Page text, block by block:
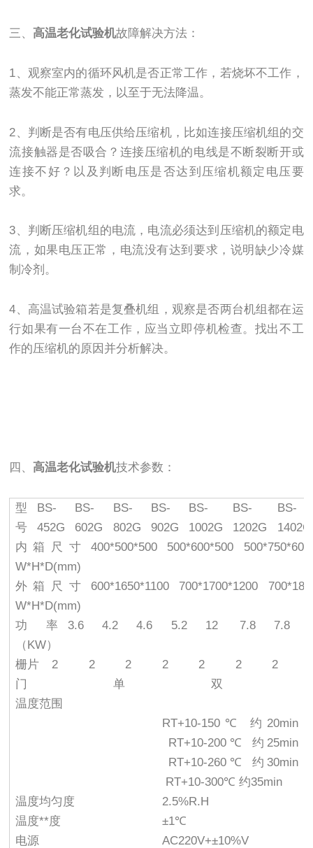
三、 高温老化试验机故障解决方法：
1、观察室内的循环风机是否正常工作，若烧坏不工作，
蒸发不能正常蒸发，以至于无法降温。
2、判断是否有电压供给压缩机，比如连接压缩机组的交
流接触器是否吸合？连接压缩机的电线是不断裂断开或
连接不好？以及判断电压是否达到压缩机额定电压要
求。
3、判断压缩机组的电流，电流必须达到压缩机的额定电
流，如果电压正常，电流没有达到要求，说明缺少冷媒
制冷剂。
4、高温试验箱若是复叠机组，观察是否两台机组都在运
行如果有一台不在工作，应当立即停机检查。找出不工
作的压缩机的原因并分析解决。
四、高温老化试验机技术参数：
型
号
BS-
452G
BS-
602G
BS-
802G
BS-
902G
BS-
1002G
BS-
1202G
BS-
1402G
内箱尺寸
W*H*D(mm)
400*500*500 500*600*500 500*750*600
外箱尺寸
W*H*D(mm)
600*1650*1100 700*1700*1200
功率
（KW）
3.6 4.2 4.6 5.2 12 7.8 7.8
栅片 2 2 2 2 2 2
2
门
单
双
温度范围
RT+10-150℃ 约20min
RT+10-200℃ 约25min
RT+10-260℃ 约30min
RT+10-300℃ 约35min
温度均匀度
2.5%R.H
温度**度
±1℃
电源
AC220V+±10%V